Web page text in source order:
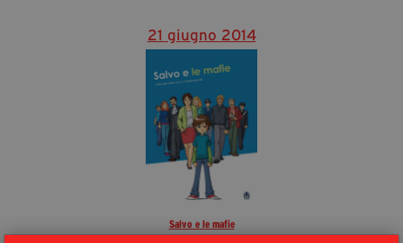
21 giugno 2014
Salvo e le mafie